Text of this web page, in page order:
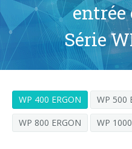
Qui sommes nous
Données clef
Histoire
Filiales
Governance
Gouvernement d'entreprise
Qualité, Environnement et
General Data Protection
Durabilité
rPET
Bouchons attachés
LIGNES D'EMBOUTEILLAGE
Lignes complètes
SOUFFLEUSES POUR
Après vente
Portail Smyzone
Media center
Série
WP 400 ERGON WP 500
WP 800 ERGON
WP